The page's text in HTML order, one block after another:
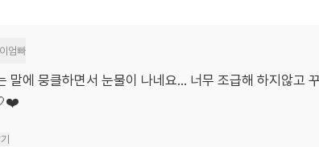
엄빠
말에 뭉클하면서 눈물이 나네요... 너무 조급해 하지않고